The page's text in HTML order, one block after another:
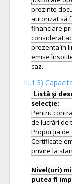
prezinte
autorizat să
financiare
considerat
prezenta în
emise
III.1.3)
Listă şi
Pentru
de lucrări de
Proporția de
Certificate
privire la
Nivel(uri)